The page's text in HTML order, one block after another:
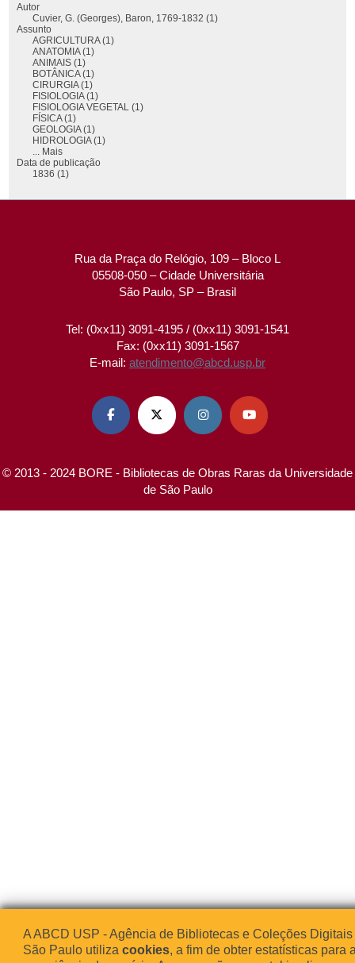
Autor
Cuvier, G. (Georges), Baron, 1769-1832 (1)
Assunto
AGRICULTURA (1)
ANATOMIA (1)
ANIMAIS (1)
BOTÂNICA (1)
CIRURGIA (1)
FISIOLOGIA (1)
FISIOLOGIA VEGETAL (1)
FÍSICA (1)
GEOLOGIA (1)
HIDROLOGIA (1)
... Mais
Data de publicação
1836 (1)
Rua da Praça do Relógio, 109 – Bloco L
05508-050 – Cidade Universitária
São Paulo, SP – Brasil
Tel: (0xx11) 3091-4195 / (0xx11) 3091-1541
Fax: (0xx11) 3091-1567
E-mail: atendimento@abcd.usp.br
   
© 2013 - 2024 BORE - Bibliotecas de Obras Raras da Universidade
de São Paulo
A ABCD USP - Agência de Bibliotecas e Coleções
São Paulo utiliza cookies, a fim de obter estatísticas para